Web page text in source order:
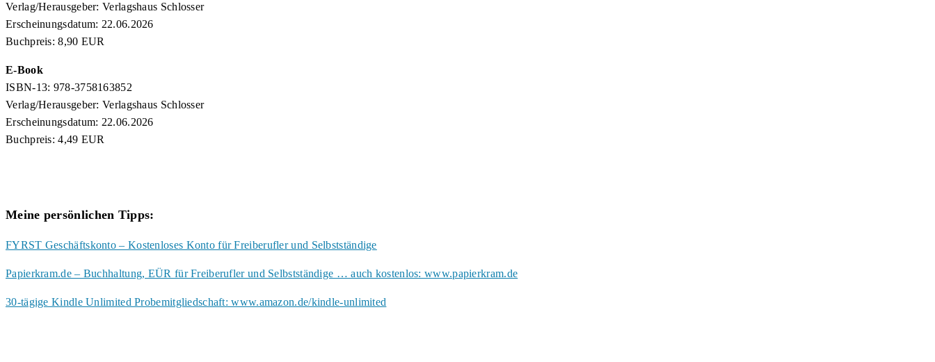
Verlag/Herausgeber: Verlagshaus Schlosser
Erscheinungsdatum: 22.06.2026
Buchpreis: 8,90 EUR
E-Book
ISBN-13: 978-3758163852
Verlag/Herausgeber: Verlagshaus Schlosser
Erscheinungsdatum: 22.06.2026
Buchpreis: 4,49 EUR
Meine persönlichen Tipps:
FYRST Geschäftskonto – Kostenloses Konto für Freiberufler und Selbstständige
Papierkram.de – Buchhaltung, EÜR für Freiberufler und Selbstständige … auch kostenlos: www.papierkram.de
30-tägige Kindle Unlimited Probemitgliedschaft: www.amazon.de/kindle-unlimited